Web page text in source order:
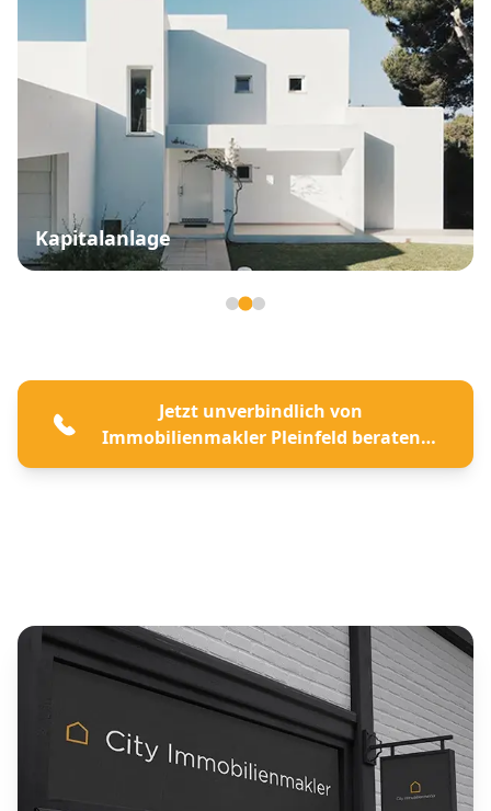
Kapitalanlage
Jetzt unverbindlich von
Immobilienmakler Pleinfeld beraten
lassen